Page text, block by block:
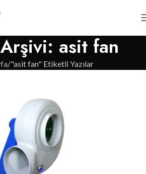
asit fan
"asit fan" Etiketli Yazılar